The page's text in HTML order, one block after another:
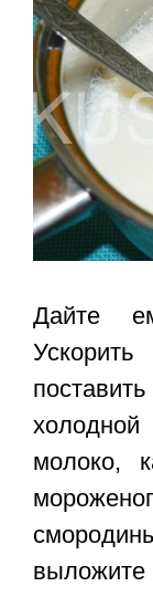
Дайте
холодной
молоко,
выложите